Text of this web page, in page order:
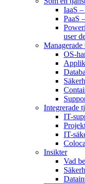
IaaS
PaaS
user
Managerade
OS-
Integrerade
IT-
IT-
Insikter
Vad